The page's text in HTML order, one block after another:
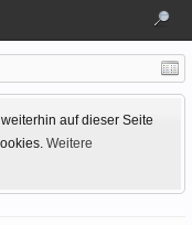
auf dieser Seite
Weitere